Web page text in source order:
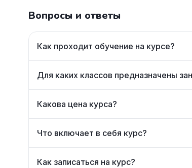
Вопросы и ответы
Как проходит обучение на курсе?
Для каких классов предназначены
Какова цена курса?
Что включает в себя курс?
Как записаться на курс?